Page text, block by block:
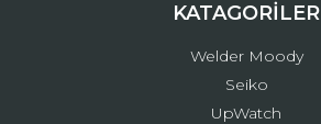
KATAGORİLER
Welder Moody
Seiko
UpWatch